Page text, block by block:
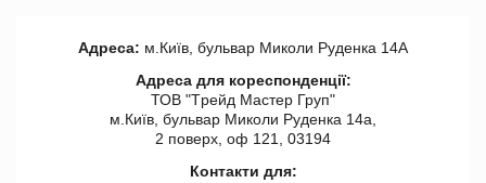
Адреса: м.Київ, бульвар Миколи Руденка 14А
Адреса для кореспонденції:
ТОВ "Tрейд Мастер Груп"
м.Київ, бульвар Миколи Руденка 14а,
2 поверх, оф 121, 03194
Контакти для: